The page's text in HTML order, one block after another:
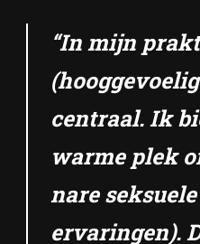
“In mijn
centraal. Ik
warme plek
nare
ervaringen).